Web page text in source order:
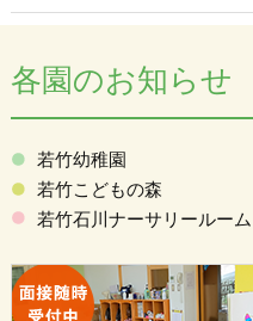
各園のお知らせ
若竹幼稚園
若竹こどもの森
若竹石川ナーサリールーム